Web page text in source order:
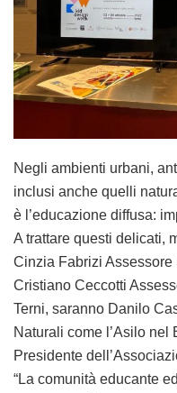
Negli ambienti urbani,
inclusi anche quelli
è l’educazione diffusa:
A trattare questi delicati,
Cinzia Fabrizi Assessore
Cristiano Ceccotti
Terni, saranno Danilo
Naturali come l’Asilo nel
Presidente
“La comunità educante